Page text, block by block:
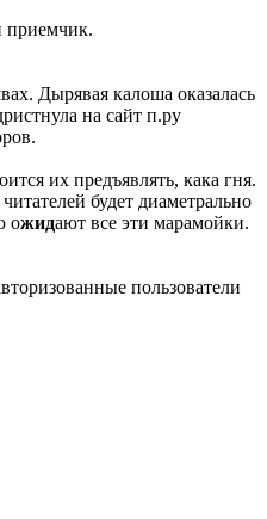
приемчик.
Дырявая калоша оказалась
на сайт п.ру
их предъявлять, кака гня.
будет диаметрально
ожидают все эти марамойки.
пользователи